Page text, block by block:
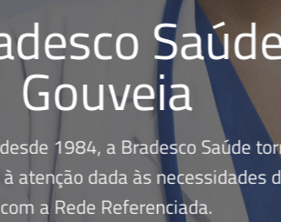
Gouveia
1984, a Bradesco Saúde
atenção dada às necessidades
com a Rede Referenciada.